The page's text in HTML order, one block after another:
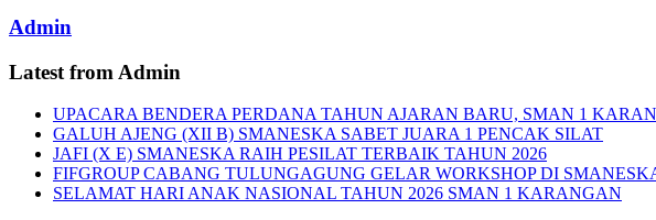
Admin
Latest from Admin
UPACARA BENDERA PERDANA TAHUN AJARAN BARU, SMAN 1
GALUH AJENG (XII B) SMANESKA SABET JUARA 1 PENCAK SILAT
JAFI (X E) SMANESKA RAIH PESILAT TERBAIK TAHUN 2026
FIFGROUP CABANG TULUNGAGUNG GELAR WORKSHOP DI
SELAMAT HARI ANAK NASIONAL TAHUN 2026 SMAN 1 KARANGAN